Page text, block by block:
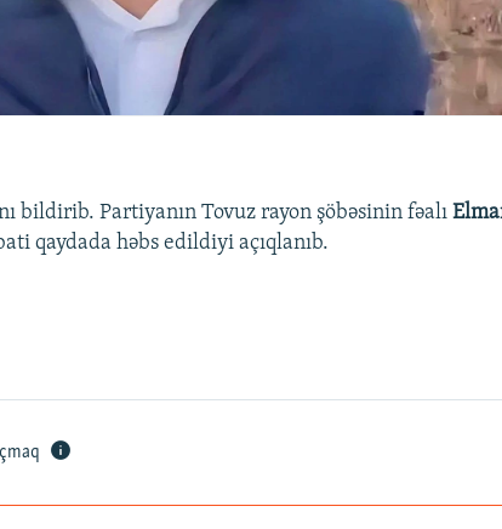
bildirib. Partiyanın Tovuz rayon şöbəsinin fəalı
qaydada həbs edildiyi açıqlanıb.